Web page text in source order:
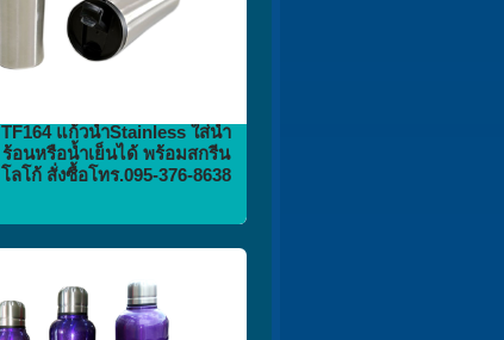
TF164 แก้วน้ำStainless ใส่น้ำ
ร้อนหรือน้ำเย็นได้ พร้อมสกรีน
โลโก้ สั่งซื้อโทร.095-376-8638
กระบอกน้ำ
flask vacuum